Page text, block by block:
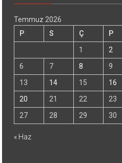
Temmuz 2026
P
S Ç P
1
2
6
7 8 9
13
14 15 16
20
21 22 23
27
28 29 30
« Haz